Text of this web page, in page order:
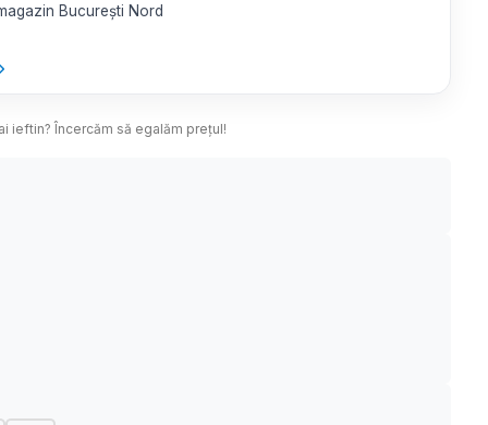
București Nord
ieftin? Încercăm să egalăm prețul!